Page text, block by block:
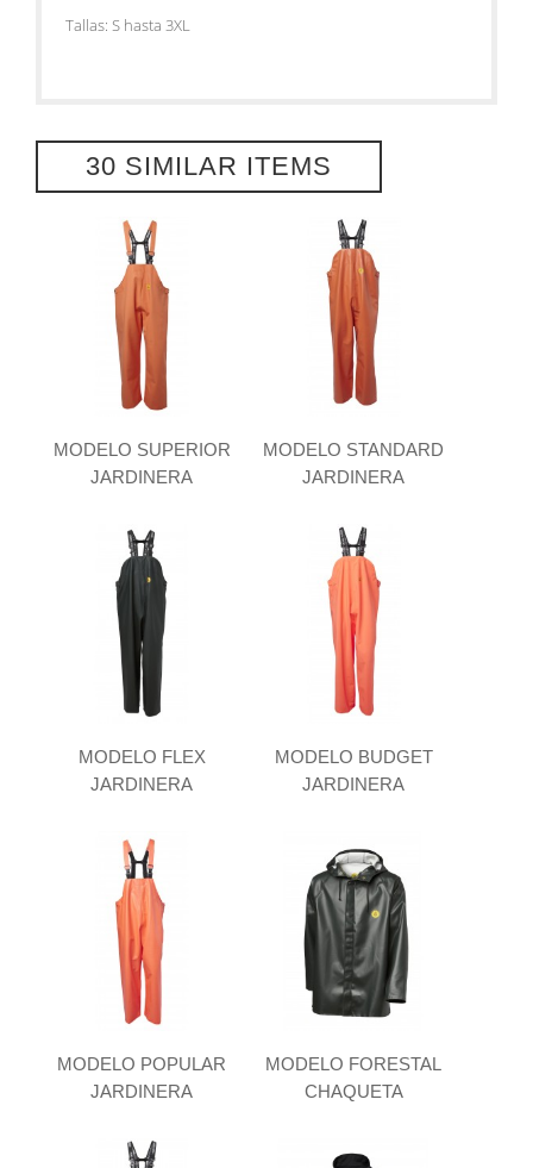
Tallas: S hasta 3XL
30 SIMILAR ITEMS
MODELO SUPERIOR
JARDINERA
MODELO STANDARD
JARDINERA
MODELO FLEX
JARDINERA
MODELO BUDGET
JARDINERA
MODELO POPULAR
JARDINERA
MODELO FORESTAL
CHAQUETA